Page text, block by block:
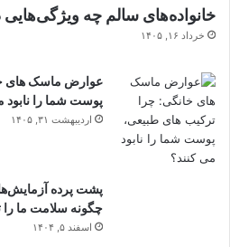
خانواده‌های سالم چه ویژگی‌هایی
خرداد ۱۶, ۱۴۰۵
عوارض ماسک های
پوست شما را نابود
اردیبهشت ۳۱, ۱۴۰۵
پشت پرده
چگونه سلامت ما
اسفند ۵, ۱۴۰۴